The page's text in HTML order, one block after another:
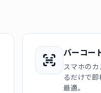
バーコー
スマホの
るだけで
最適。